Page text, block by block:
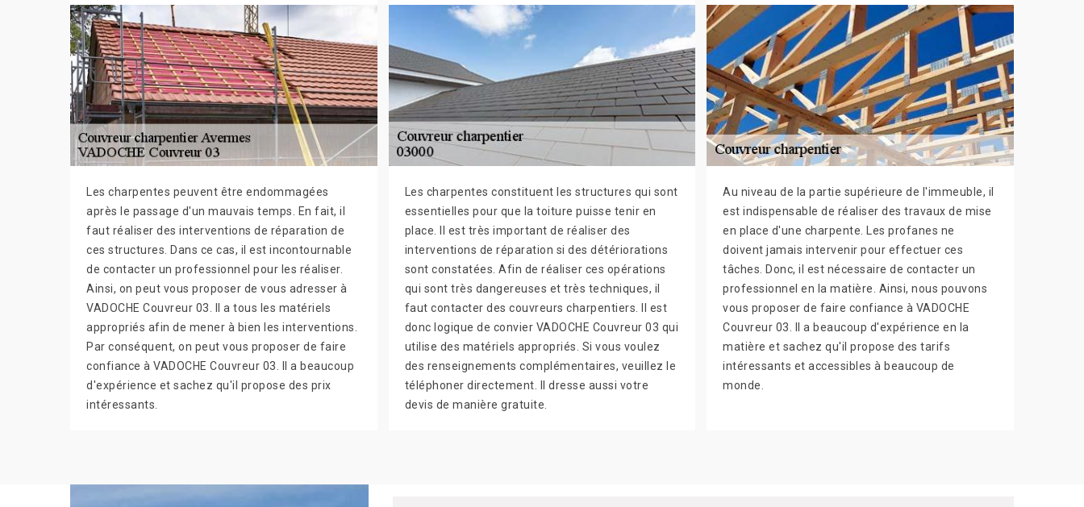
Les charpentes peuvent être endommagées
après le passage d'un mauvais temps. En fait, il
faut réaliser des interventions de réparation de
ces structures. Dans ce cas, il est incontournable
de contacter un professionnel pour les réaliser.
Ainsi, on peut vous proposer de vous adresser à
VADOCHE Couvreur 03. Il a tous les matériels
appropriés afin de mener à bien les interventions.
Par conséquent, on peut vous proposer de faire
confiance à VADOCHE Couvreur 03. Il a beaucoup
d'expérience et sachez qu'il propose des prix
intéressants.
Les charpentes constituent les structures qui sont
essentielles pour que la toiture puisse tenir en
place. Il est très important de réaliser des
interventions de réparation si des détériorations
sont constatées. Afin de réaliser ces opérations
qui sont très dangereuses et très techniques, il
faut contacter des couvreurs charpentiers. Il est
donc logique de convier VADOCHE Couvreur 03 qui
utilise des matériels appropriés. Si vous voulez
des renseignements complémentaires, veuillez le
téléphoner directement. Il dresse aussi votre
devis de manière gratuite.
Au niveau de la partie supérieure de l'immeuble, il
est indispensable de réaliser des travaux de mise
en place d'une charpente. Les profanes ne
doivent jamais intervenir pour effectuer ces
tâches. Donc, il est nécessaire de contacter un
professionnel en la matière. Ainsi, nous pouvons
vous proposer de faire confiance à VADOCHE
Couvreur 03. Il a beaucoup d'expérience en la
matière et sachez qu'il propose des tarifs
intéressants et accessibles à beaucoup de
monde.